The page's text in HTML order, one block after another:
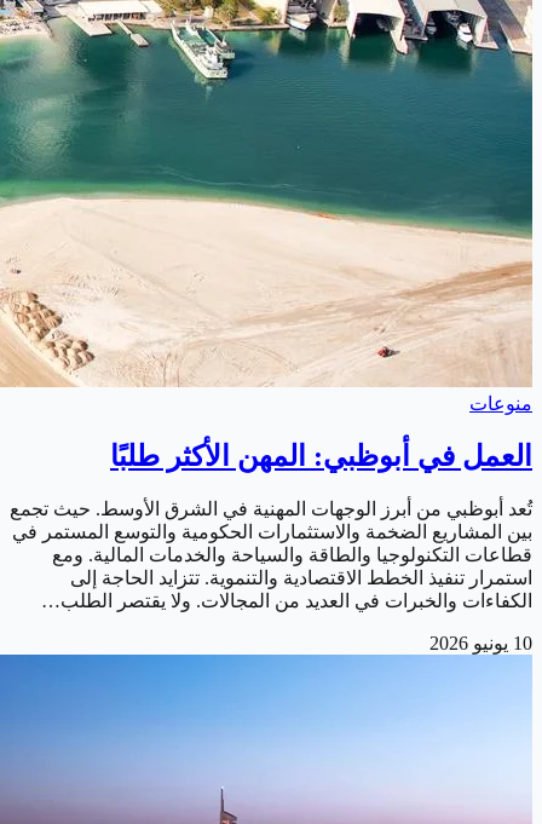
منوعات
العمل في أبوظبي: المهن الأكثر طلبًا
تُعد أبوظبي من أبرز الوجهات المهنية في الشرق الأوسط. حيث تجمع
بين المشاريع الضخمة والاستثمارات الحكومية والتوسع المستمر في
قطاعات التكنولوجيا والطاقة والسياحة والخدمات المالية. ومع
استمرار تنفيذ الخطط الاقتصادية والتنموية. تتزايد الحاجة إلى
الكفاءات والخبرات في العديد من المجالات. ولا يقتصر الطلب…
10 يونيو 2026